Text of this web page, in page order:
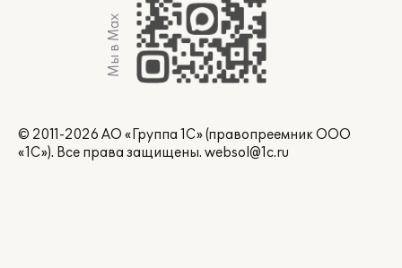
Мы в Max
© 2011-2026 АО «Группа 1С» (правопреемник ООО
«1С»). Все права защищены. websol@1c.ru